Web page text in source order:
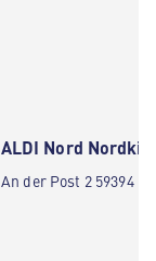
ALDI Nord
An der Post 2 59394